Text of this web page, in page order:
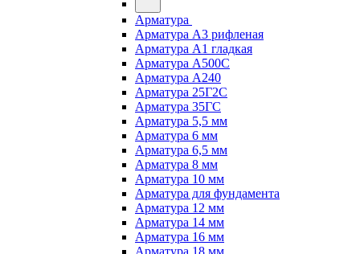
Арматура
Арматура А3 рифленая
Арматура А1 гладкая
Арматура А500С
Арматура А240
Арматура 25Г2С
Арматура 35ГС
Арматура 5,5 мм
Арматура 6 мм
Арматура 6,5 мм
Арматура 8 мм
Арматура 10 мм
Арматура для фундамента
Арматура 12 мм
Арматура 14 мм
Арматура 16 мм
Арматура 18 мм